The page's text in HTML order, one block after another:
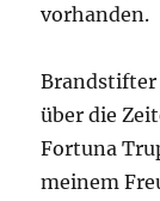
vorhanden.
Brandstifter
über die
Fortuna
meinem